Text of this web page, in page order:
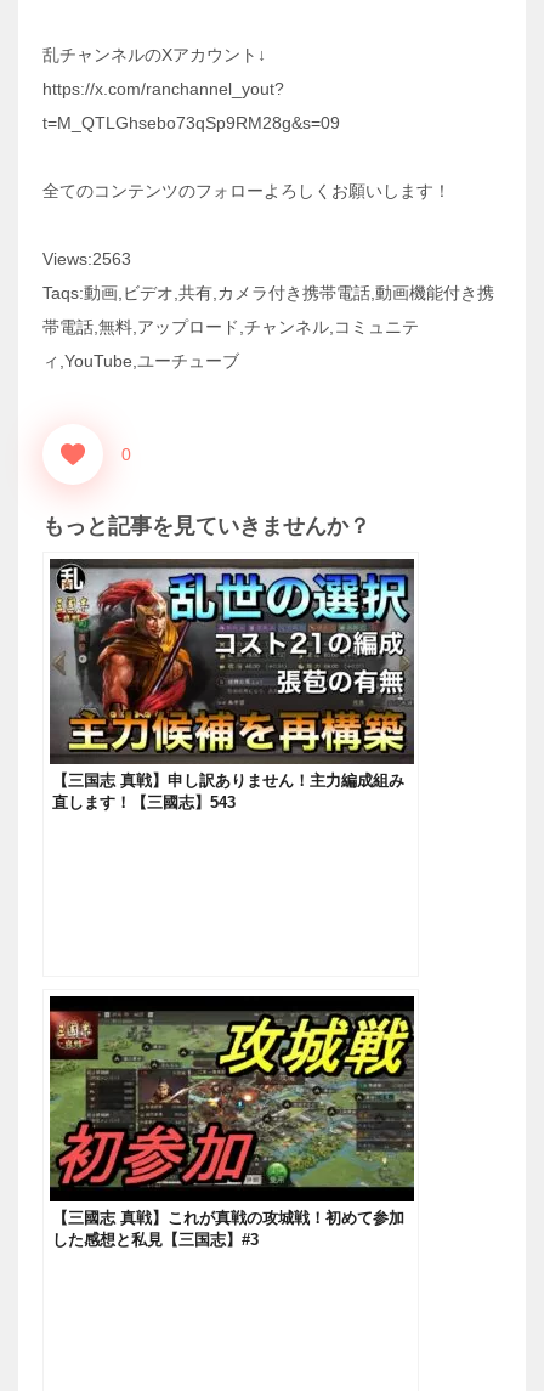
乱チャンネルのXアカウント↓
https://x.com/ranchannel_yout?
t=M_QTLGhsebo73qSp9RM28g&s=09
全てのコンテンツのフォローよろしくお願いします！
Views:2563
Taqs:動画,ビデオ,共有,カメラ付き携帯電話,動画機能付き携
帯電話,無料,アップロード,チャンネル,コミュニテ
ィ,YouTube,ユーチューブ
0
もっと記事を見ていきませんか？
【三国志 真戦】申し訳ありません！主力編成組み
直します！【三國志】543
【三國志 真戦】これが真戦の攻城戦！初めて参加
した感想と私見【三国志】#3